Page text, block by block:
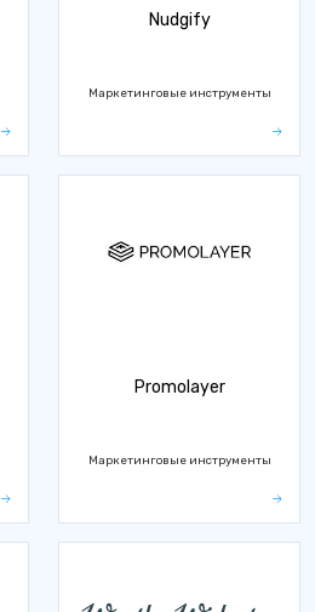
Nudgify
Маркетинговые инструменты
Promolayer
Маркетинговые инструменты